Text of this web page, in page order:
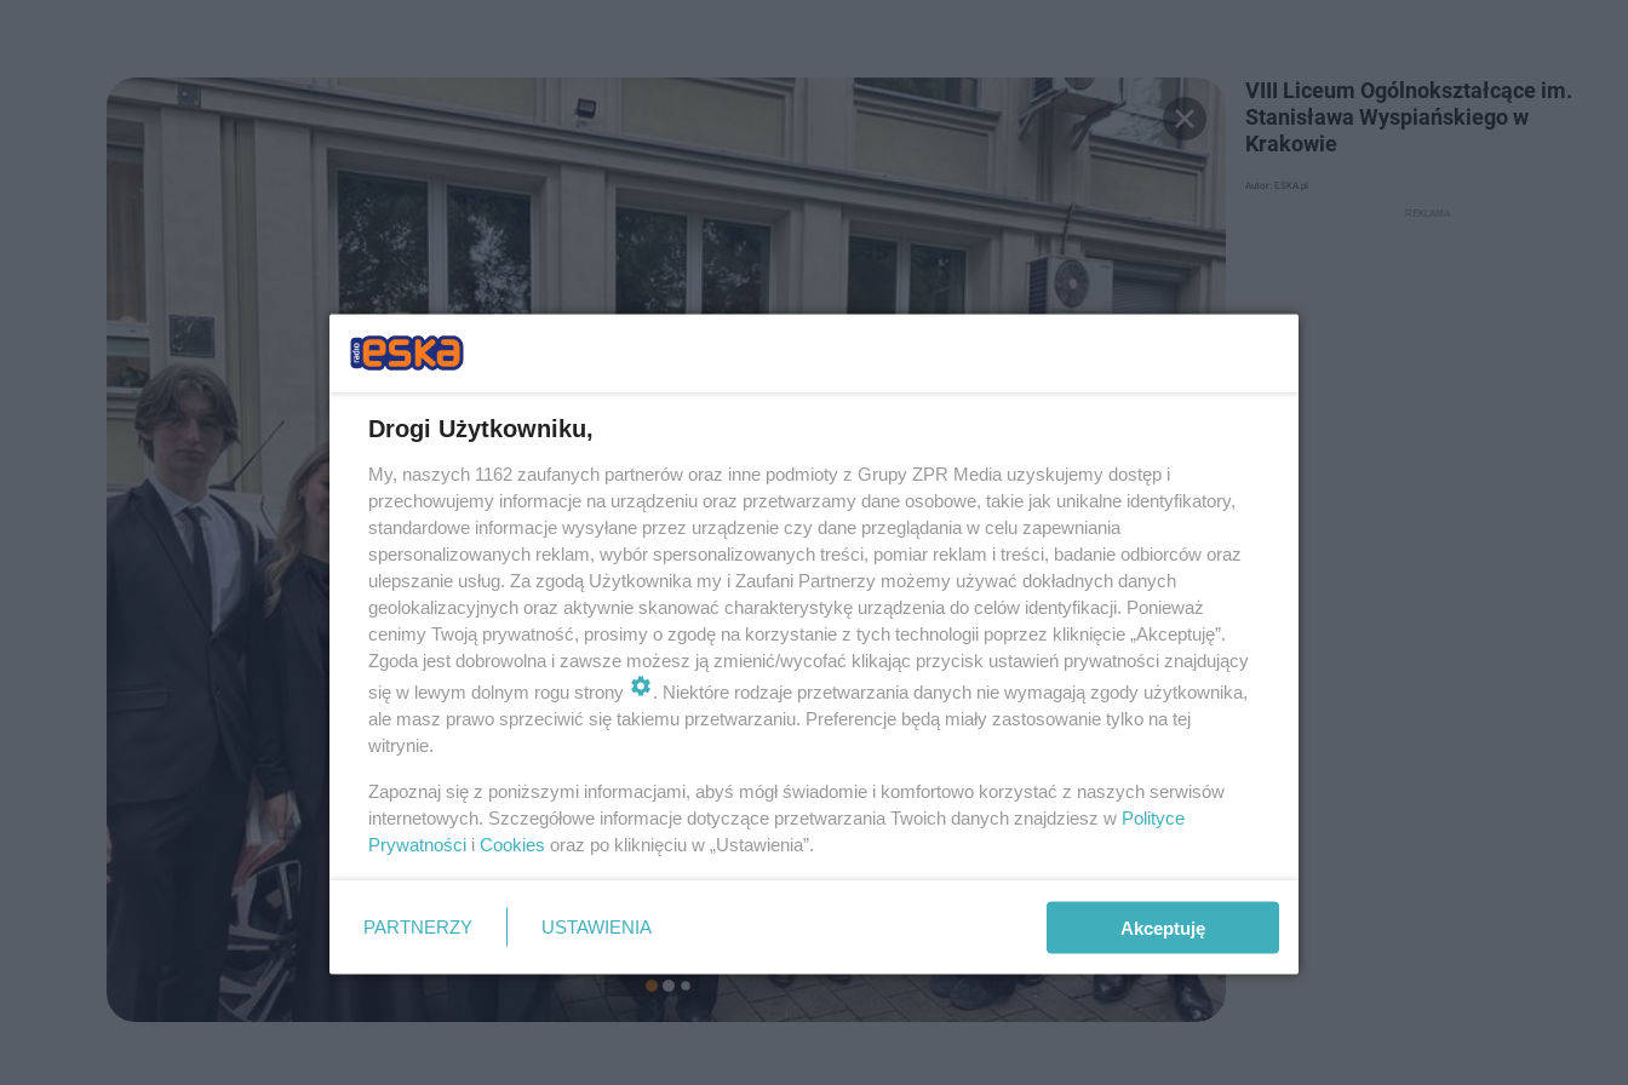
VIII Liceum Ogólnokształcące im.
Stanisława Wyspiańskiego w
Krakowie
Autor: ESKA.pl
Drogi Użytkowniku,
My, naszych 1162 zaufanych partnerów oraz inne podmioty z Grupy ZPR Media uzyskujemy dostęp i
przechowujemy informacje na urządzeniu oraz przetwarzamy dane osobowe, takie jak unikalne identyfikatory,
standardowe informacje wysyłane przez urządzenie czy dane przeglądania w celu zapewniania
spersonalizowanych reklam, wybór spersonalizowanych treści, pomiar reklam i treści, badanie odbiorców oraz
ulepszanie usług. Za zgodą Użytkownika my i Zaufani Partnerzy możemy używać dokładnych danych
geolokalizacyjnych oraz aktywnie skanować charakterystykę urządzenia do celów identyfikacji. Ponieważ
cenimy Twoją prywatność, prosimy o zgodę na korzystanie z tych technologii poprzez kliknięcie „Akceptuję”.
Zgoda jest dobrowolna i zawsze możesz ją zmienić/wycofać klikając przycisk ustawień prywatności znajdujący
się w lewym dolnym rogu strony
. Niektóre rodzaje przetwarzania danych nie wymagają zgody użytkownika,
ale masz prawo sprzeciwić się takiemu przetwarzaniu. Preferencje będą miały zastosowanie tylko na tej
witrynie.
Zapoznaj się z poniższymi informacjami, abyś mógł świadomie i komfortowo korzystać z naszych serwisów
internetowych. Szczegółowe informacje dotyczące przetwarzania Twoich danych znajdziesz w Polityce
Prywatności i Cookies oraz po kliknięciu w „Ustawienia”.
PARTNERZY USTAWIENIA Akceptuję